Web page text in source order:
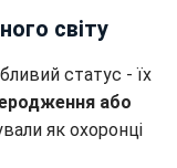
світу
статус - їх
або
як охоронці